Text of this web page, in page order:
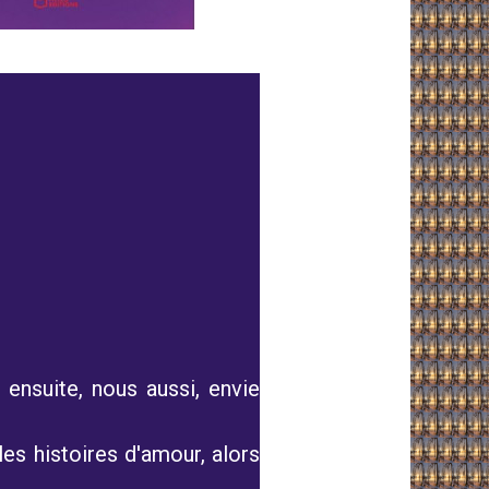
nous aussi, envie
histoires d'amour, alors